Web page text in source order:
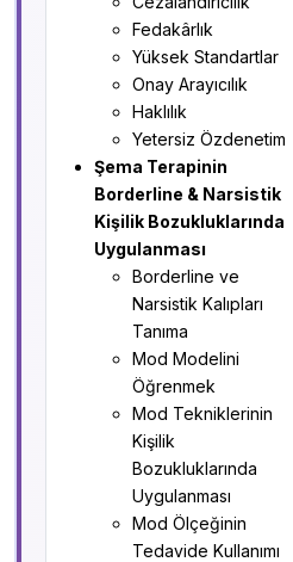
Fedakârlık
Yüksek Standartlar
Onay Arayıcılık
Haklılık
Yetersiz Özdenetim
Şema Terapinin
Borderline & Narsistik
Kişilik Bozukluklarında
Uygulanması
Borderline ve
Narsistik Kalıpları
Tanıma
Mod Modelini
Öğrenmek
Mod Tekniklerinin
Kişilik
Bozukluklarında
Uygulanması
Mod Ölçeğinin
Tedavide Kullanımı